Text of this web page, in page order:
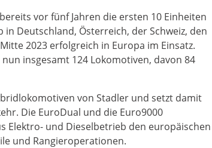
vor fünf Jahren die ersten 10 Einheiten
Deutschland, Österreich, der Schweiz, den
2023 erfolgreich in Europa im Einsatz.
insgesamt 124 Lokomotiven, davon 84
von Stadler und setzt damit
Die EuroDual und die Euro9000
und Dieselbetrieb den europäischen
und Rangieroperationen.